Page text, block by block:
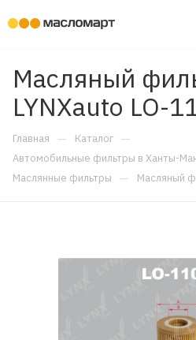
Масляный
LYNXauto LO-
Главная — Каталог —
Автомобильные фильтры в Ханты-
Маслянные фильтры — Масляный